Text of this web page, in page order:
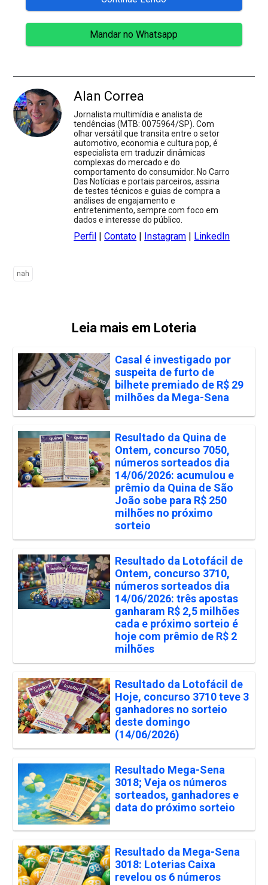
Mandar no Whatsapp
Alan Correa
Jornalista multimídia e analista de
tendências (MTB: 0075964/SP). Com
olhar versátil que transita entre o setor
automotivo, economia e cultura pop, é
especialista em traduzir dinâmicas
complexas do mercado e do
comportamento do consumidor. No Carro
Das Notícias e portais parceiros, assina
de testes técnicos e guias de compra a
análises de engajamento e
entretenimento, sempre com foco em
dados e interesse do público.
Perfil |Contato | Instagram | LinkedIn
nah
Leia mais em Loteria
Casal é investigado por
suspeita de furto de
bilhete premiado de R$ 29
milhões da Mega-Sena
Resultado da Quina de
Ontem, concurso 7050,
números sorteados dia
14/06/2026: acumulou e
prêmio da Quina de São
João sobe para R$ 250
milhões no próximo
sorteio
Resultado da Lotofácil de
Ontem, concurso 3710,
números sorteados dia
14/06/2026: três apostas
ganharam R$ 2,5 milhões
cada e próximo sorteio é
hoje com prêmio de R$ 2
milhões
Resultado da Lotofácil de
Hoje, concurso 3710 teve 3
ganhadores no sorteio
deste domingo
(14/06/2026)
Resultado Mega-Sena
3018; Veja os números
sorteados, ganhadores e
data do próximo sorteio
Resultado da Mega-Sena
3018: Loterias Caixa
revelou os 6 números